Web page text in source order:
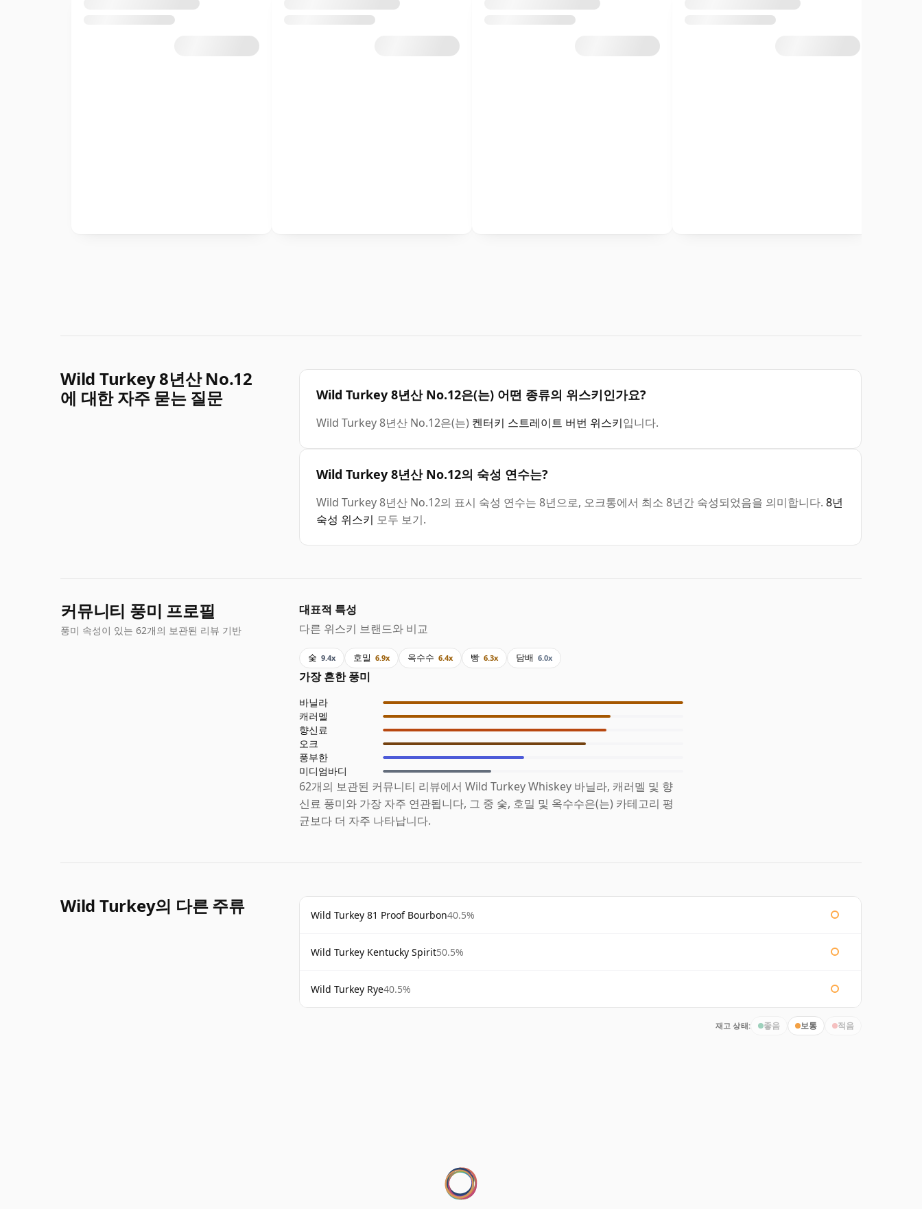
Wild Turkey 8년산 No.12
에 대한 자주 묻는 질문
Wild Turkey 8년산 No.12은(는) 어떤 종류의 위스키인가요?
Wild Turkey 8년산 No.12은(는) 켄터키 스트레이트 버번 위스키입니다.
Wild Turkey 8년산 No.12의 숙성 연수는?
Wild Turkey 8년산 No.12의 표시 숙성 연수는 8년으로, 오크통에서 최소 8년간 숙성되었음을 의미합니다. 8년
숙성 위스키 모두 보기.
커뮤니티 풍미 프로필
풍미 속성이 있는 62개의 보관된 리뷰 기반
대표적 특성
다른 위스키 브랜드와 비교
숯 9.4x 호밀 6.9x 옥수수 6.4x 빵 6.3x 담배 6.0x
가장 흔한 풍미
바닐라
캐러멜
향신료
오크
풍부한
미디엄바디
62개의 보관된 커뮤니티 리뷰에서 Wild Turkey Whiskey 바닐라, 캐러멜 및 향
신료 풍미와 가장 자주 연관됩니다, 그 중 숯, 호밀 및 옥수수은(는) 카테고리 평
균보다 더 자주 나타납니다.
Wild Turkey의 다른 주류 Wild Turkey 81 Proof Bourbon40.5%
Wild Turkey Kentucky Spirit50.5%
Wild Turkey Rye40.5%
재고 상태: 좋음 보통 적음